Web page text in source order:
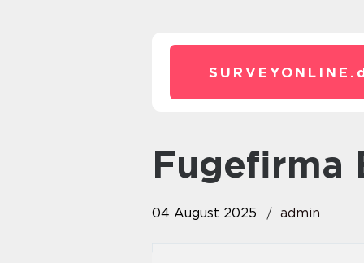
SURVEYONLINE.
04 August 2025 admin